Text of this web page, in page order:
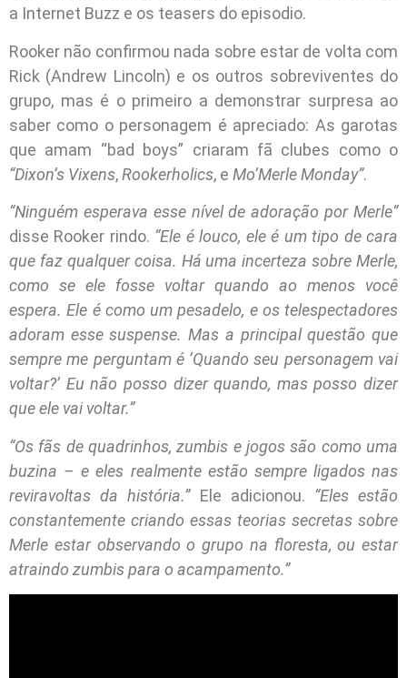
a Internet Buzz e os teasers do episodio.
Rooker não confirmou nada sobre estar de volta com
Rick (Andrew Lincoln) e os outros sobreviventes do
grupo, mas é o primeiro a demonstrar surpresa ao
saber como o personagem é apreciado: As garotas
que amam “bad boys” criaram fã clubes como o
“Dixon’s Vixens,Rookerholics, e Mo’Merle Monday”.
“Ninguém esperava esse nível de adoração por Merle”
disse Rooker rindo. “Ele é louco, ele é um tipo de cara
que faz qualquer coisa. Há uma incerteza sobre Merle,
como se ele fosse voltar quando ao menos você
espera. Ele é como um pesadelo, e os telespectadores
adoram esse suspense. Mas a principal questão que
sempre me perguntam é ‘Quando seu personagem vai
voltar?’ Eu não posso dizer quando, mas posso dizer
que ele vai voltar.”
“Os fãs de quadrinhos, zumbis e jogos são como uma
buzina – e eles realmente estão sempre ligados nas
reviravoltas da história.”Ele adicionou. “Eles estão
constantemente criando essas teorias secretas sobre
Merle estar observando o grupo na floresta, ou estar
atraindo zumbis para o acampamento.”